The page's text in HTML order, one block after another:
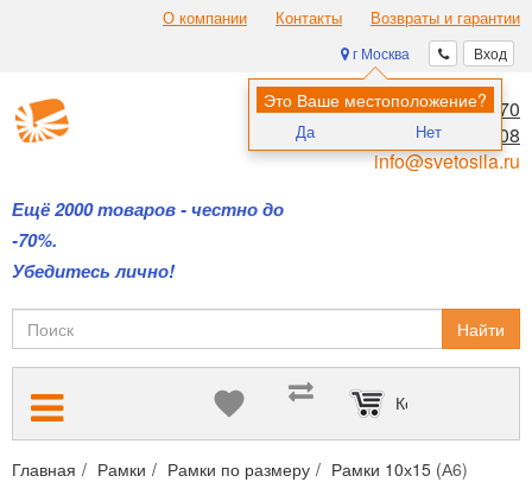
О компании Контакты Возвраты и гарантии
Вход
г Москва
Это Ваше местоположение?
Да Нет
Ещё 2000 товаров - честно до
-70%.
Убедитесь лично!
8 (495) 970-00-70
8 (800) 700-11-08
info@svetosila.ru
Найти
Корзина пуста
Главная Рамки Рамки по размеру Рамки 10х15 (А6)